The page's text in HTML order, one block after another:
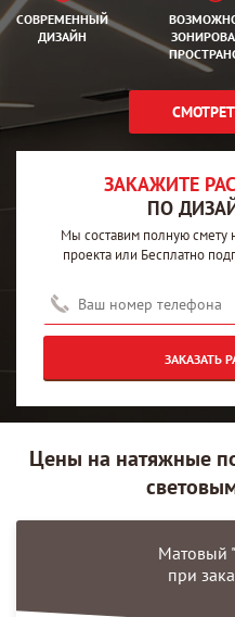
СОВРЕМЕННЫЙ
ДИЗАЙН
ЗАКАЖИТЕ
ПО
Мы составим полную смету
проекта или Бесплатно
ЗАКАЗАТЬ
Цены на натяжные
Матовый
при